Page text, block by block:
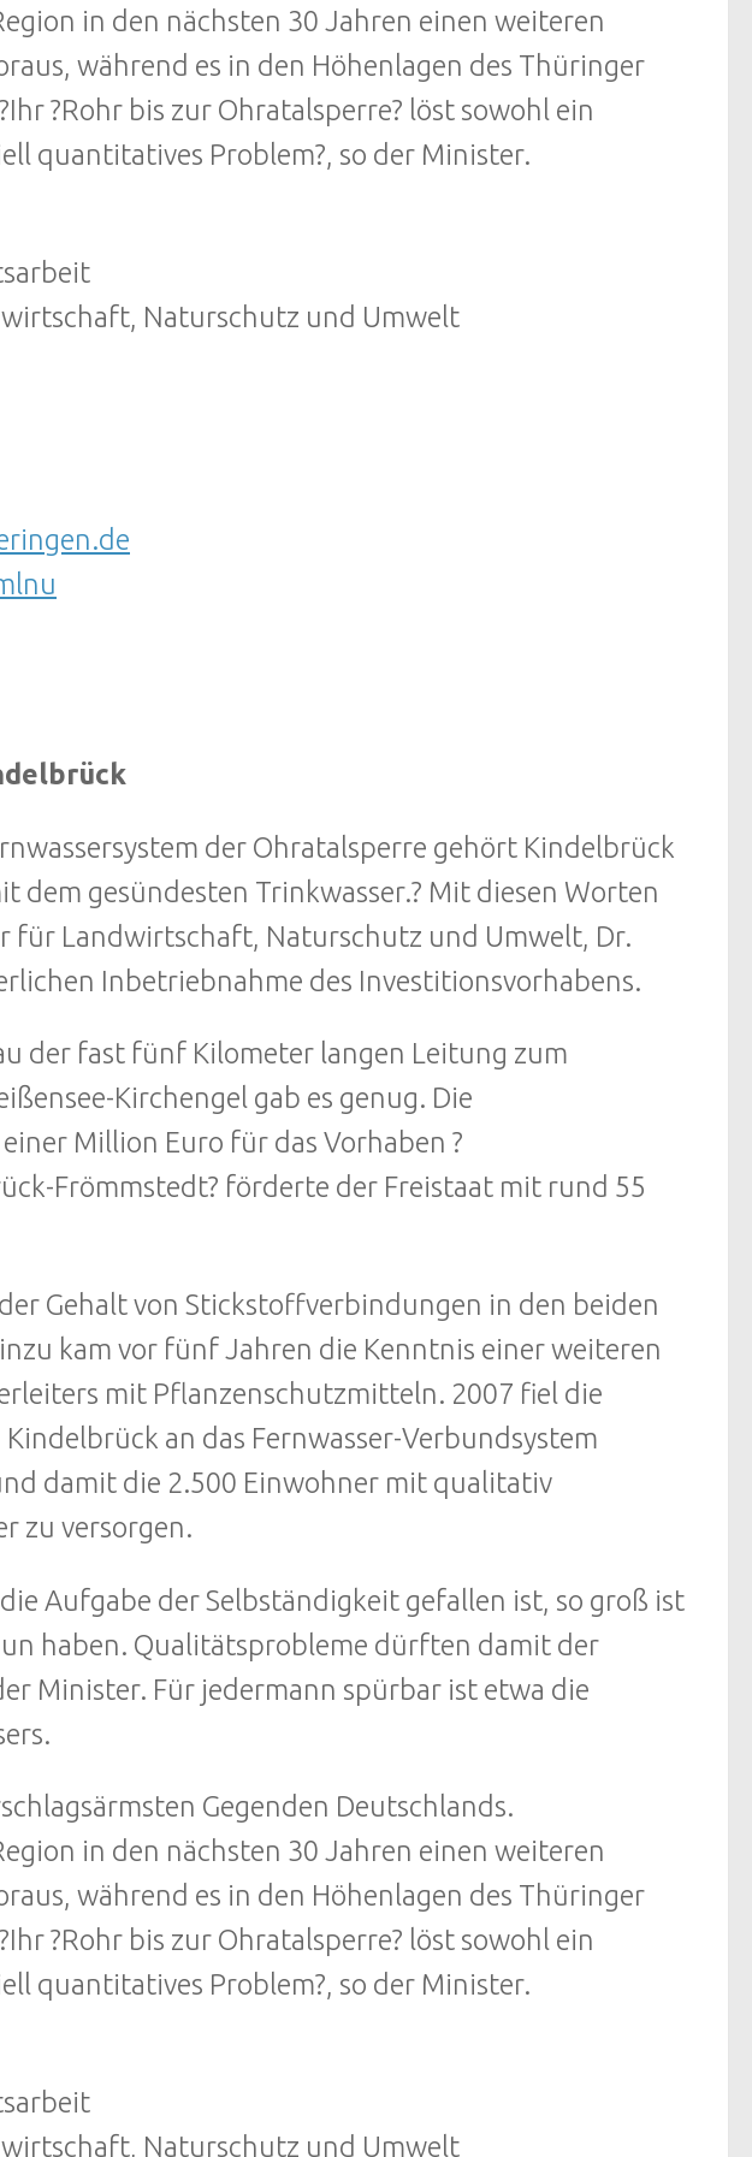
in den nächsten 30 Jahren einen weiteren
während es in den Höhenlagen des Thüringer
?Rohr bis zur Ohratalsperre? löst sowohl ein
quantitatives Problem?, so der Minister.
Naturschutz und Umwelt
der Ohratalsperre gehört Kindelbrück
dem gesündesten Trinkwasser.? Mit diesen Worten
für Landwirtschaft, Naturschutz und Umwelt, Dr.
Inbetriebnahme des Investitionsvorhabens.
der fast fünf Kilometer langen Leitung zum
Kirchengel gab es genug. Die
Million Euro für das Vorhaben ?
Frömmstedt? förderte der Freistaat mit rund 55
Gehalt von Stickstoffverbindungen in den beiden
kam vor fünf Jahren die Kenntnis einer weiteren
mit Pflanzenschutzmitteln. 2007 fiel die
an das Fernwasser-Verbundsystem
damit die 2.500 Einwohner mit qualitativ
zu versorgen.
Aufgabe der Selbständigkeit gefallen ist, so groß ist
haben. Qualitätsprobleme dürften damit der
Minister. Für jedermann spürbar ist etwa die
Gegenden Deutschlands.
in den nächsten 30 Jahren einen weiteren
während es in den Höhenlagen des Thüringer
?Rohr bis zur Ohratalsperre? löst sowohl ein
quantitatives Problem?, so der Minister.
Naturschutz und Umwelt